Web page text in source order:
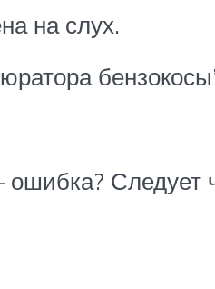
на слух.
Следует